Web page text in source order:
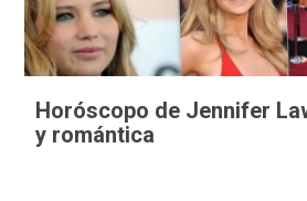
Horóscopo de Jennifer
y romántica